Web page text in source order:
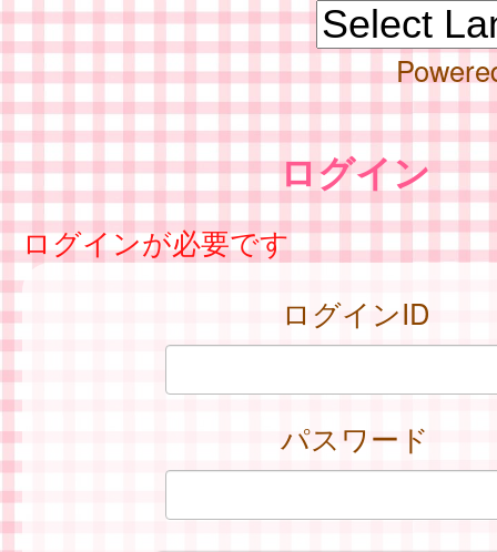
ログイン
ログインが必要です
ログインID
パスワード